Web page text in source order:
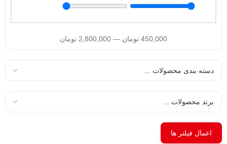
450,000 تومان —
2,800,000 تومان
اعمال فیلتر ها